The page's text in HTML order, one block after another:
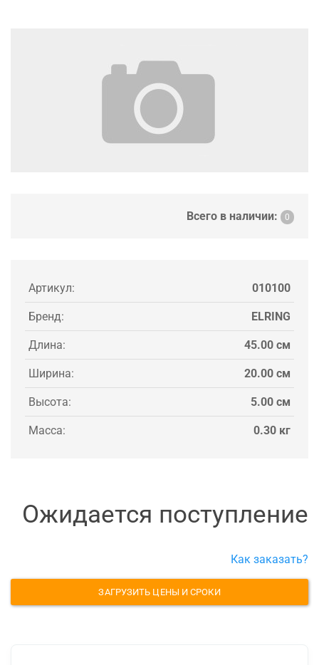
Всего в наличии: 0
Артикул: 010100
Бренд: ELRING
Длина: 45.00 см
Ширина: 20.00 см
Высота: 5.00 см
Масса: 0.30 кг
Ожидается поступление
Как заказать?
ЗАГРУЗИТЬ ЦЕНЫ И СРОКИ